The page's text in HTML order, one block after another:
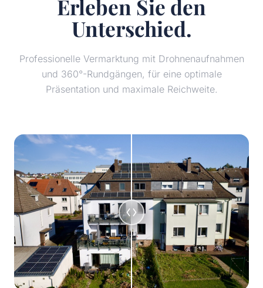
Erleben Sie den
Unterschied.
Professionelle Vermarktung mit Drohnenaufnahmen
und 360°-Rundgängen, für eine optimale
Präsentation und maximale Reichweite.